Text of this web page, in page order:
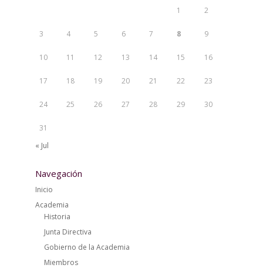
1 2
3 4 5 6 7 8 9
10 11 12 13 14 15 16
17 18 19 20 21 22 23
24 25 26 27 28 29 30
31
« Jul
Navegación
Inicio
Academia
Historia
Junta Directiva
Gobierno de la Academia
Miembros